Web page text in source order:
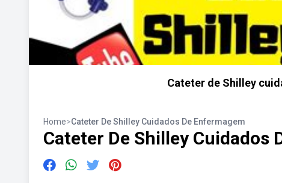
Cateter de Shilley
Home>Cateter De Shilley Cuidados De Enfermagem
Cateter De Shilley Cuidados